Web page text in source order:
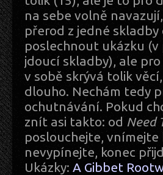
na sebe volně
přerod z jedné
poslechnout ukázku
jdoucí skladby), ale
v sobě skrývá tolik
dlouho. Nechám tedy
ochutnávání. Pokud
znít asi takto: od Need
poslouchejte,
nevypínejte, konec
Ukázky: A Gibbet